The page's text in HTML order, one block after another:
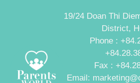
19/24 Doan Thi
District,
Phone :
Fax :
Email: